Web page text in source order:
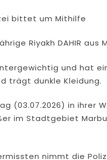
bittet um Mithilfe
Riyakh DAHIR aus
und hat
trägt dunkle Kleidung.
(03.07.2026) in ihrer
im Stadtgebiet
nimmt die